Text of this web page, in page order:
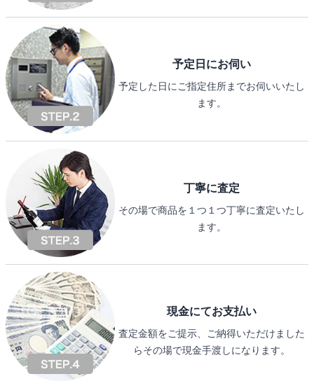
予定日にお伺い
予定した日にご指定住所までお伺いいたし
ます。
丁寧に査定
その場で商品を１つ１つ丁寧に査定いたし
ます。
現金にてお支払い
査定金額をご提示、ご納得いただけました
らその場で現金手渡しになります。